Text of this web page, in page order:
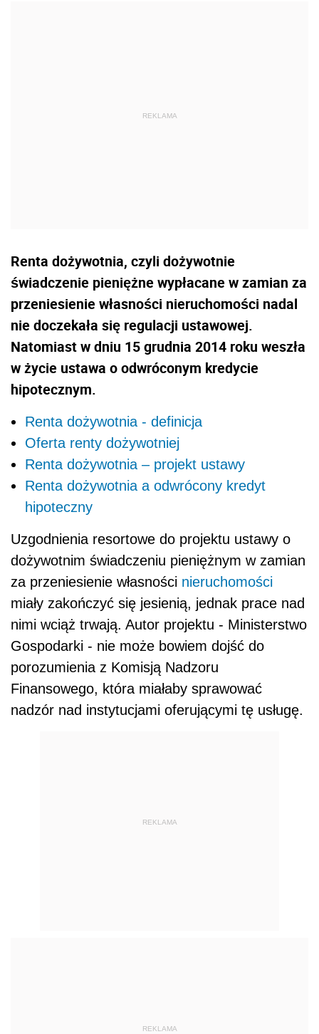
Renta dożywotnia, czyli dożywotnie
świadczenie pieniężne wypłacane w zamian za
przeniesienie własności nieruchomości nadal
nie doczekała się regulacji ustawowej.
Natomiast w dniu 15 grudnia 2014 roku weszła
w życie ustawa o odwróconym kredycie
hipotecznym.
Renta dożywotnia - definicja
Oferta renty dożywotniej
Renta dożywotnia – projekt ustawy
Renta dożywotnia a odwrócony kredyt
hipoteczny
Uzgodnienia resortowe do projektu ustawy o
dożywotnim świadczeniu pieniężnym w zamian
za przeniesienie własności nieruchomości
miały zakończyć się jesienią, jednak prace nad
nimi wciąż trwają. Autor projektu - Ministerstwo
Gospodarki - nie może bowiem dojść do
porozumienia z Komisją Nadzoru
Finansowego, która miałaby sprawować
nadzór nad instytucjami oferującymi tę usługę.
REKLAMA
REKLAMA